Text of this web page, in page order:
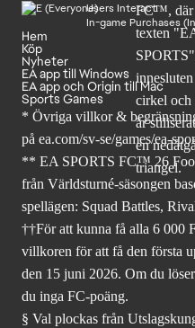
Users Interact
In-game Purchases
Hem
Köp
Nyheter
EA app till Windows
EA app och Origin till Mac
Sports Games
* Övriga villkor &
på ea.com/sv-se/games/ea-
** EA SPORTS FC™ 26
från Världsturné-säsongen
spellägen: Squad Battles,
††För att kunna få alla 6 000
villkoren för att få den första
den 15 juni 2026. Om du
du inga FC-poäng.
§ Val plockas från